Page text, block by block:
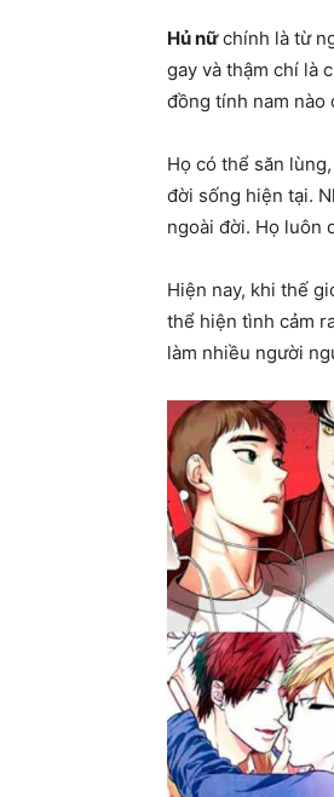
Hủ nữchính là từ
gay và thậm chí là
đồng tính nam nào
Họ có thể săn
đời sống hiện tại.
ngoài đời. Họ luôn
Hiện nay, khi thế
thể hiện tình cảm
làm nhiều người